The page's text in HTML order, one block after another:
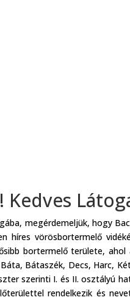
Kedves
megérdemeljük, hogy
vörösbortermelő
bortermelő területe,
Bátaszék, Decs, Harc,
szerinti I. és II. osztályú
rendelkezik és